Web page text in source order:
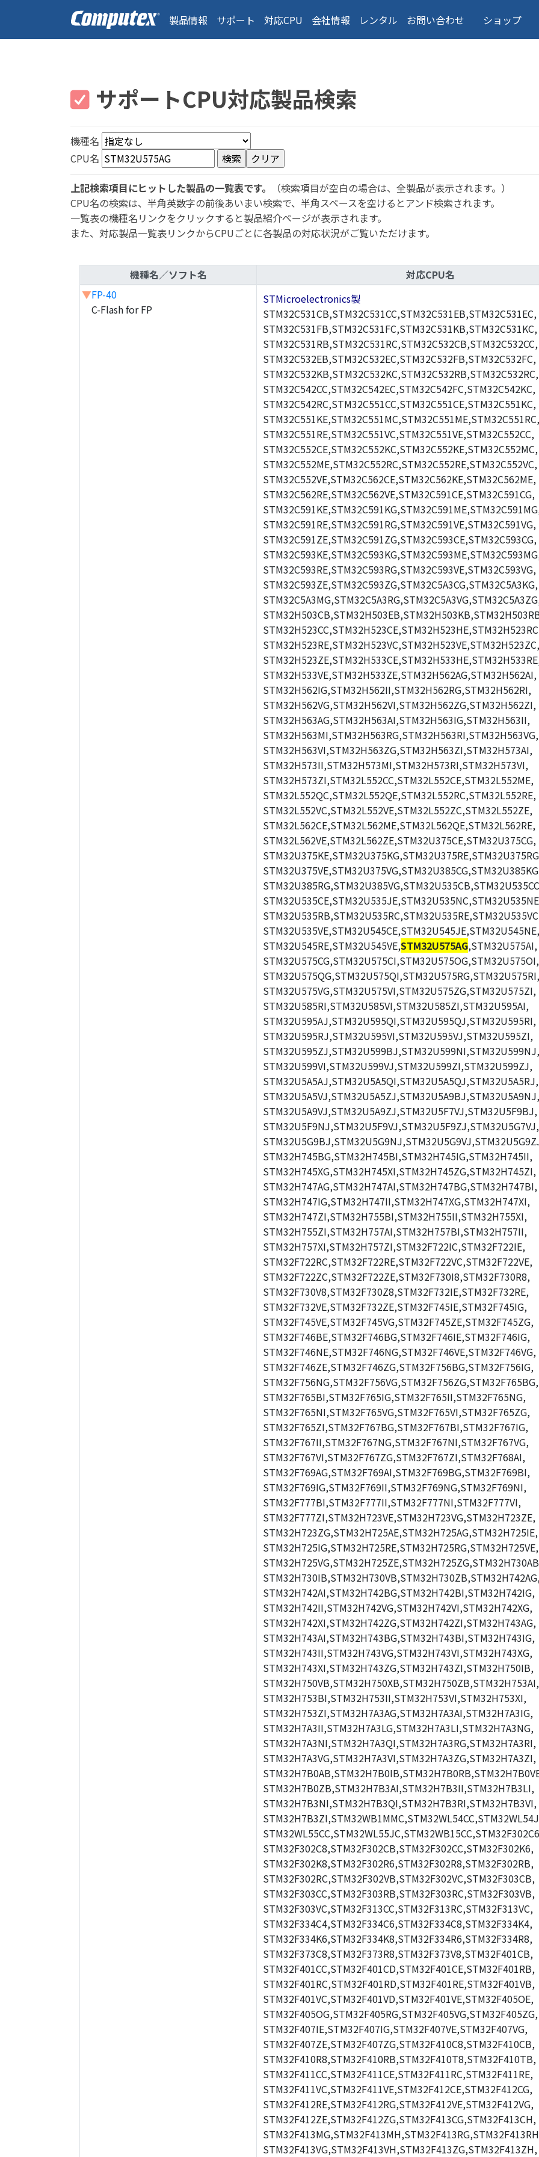
製品情報 サポート 対応CPU 会社情報 レンタル お問い合わせ ショップ
サポートCPU対応製品検索
機種名
CPU名
上記検索項目にヒットした製品の一覧表です。
（検索項目が空白の場合は、全製品が表示されます。）
CPU名の検索は、半角英数字の前後あいまい検索で、半角スペースを空けるとアンド検索されます。
一覧表の機種名リンクをクリックすると製品紹介ページが表示されます。
また、対応製品一覧表リンクからCPUごとに各製品の対応状況がご覧いただけます。
機種名／ソフト名
対応CPU名
▼FP-40
C-Flash for FP
STMicroelectronics製
STM32C531CB,STM32C531CC,STM32C531EB,STM32C531EC,
STM32C531FB,STM32C531FC,STM32C531KB,STM32C531KC,
STM32C531RB,STM32C531RC,STM32C532CB,STM32C532CC,
STM32C532EB,STM32C532EC,STM32C532FB,STM32C532FC,
STM32C532KB,STM32C532KC,STM32C532RB,STM32C532RC,
STM32C542CC,STM32C542EC,STM32C542FC,STM32C542KC,
STM32C542RC,STM32C551CC,STM32C551CE,STM32C551KC,
STM32C551KE,STM32C551MC,STM32C551ME,STM32C551RC,
STM32C551RE,STM32C551VC,STM32C551VE,STM32C552CC,
STM32C552CE,STM32C552KC,STM32C552KE,STM32C552MC,
STM32C552ME,STM32C552RC,STM32C552RE,STM32C552VC,
STM32C552VE,STM32C562CE,STM32C562KE,STM32C562ME,
STM32C562RE,STM32C562VE,STM32C591CE,STM32C591CG,
STM32C591RE,STM32C591RG,STM32C591VE,STM32C591VG,
STM32C591ZE,STM32C591ZG,STM32C593CE,STM32C593CG,
STM32C593RE,STM32C593RG,STM32C593VE,STM32C593VG,
STM32C593ZE,STM32C593ZG,STM32C5A3CG,STM32C5A3KG,
STM32H523RE,STM32H523VC,STM32H523VE,STM32H523ZC,
STM32H533VE,STM32H533ZE,STM32H562AG,STM32H562AI,
STM32H562IG,STM32H562II,STM32H562RG,STM32H562RI,
STM32H562VG,STM32H562VI,STM32H562ZG,STM32H562ZI,
STM32H563AG,STM32H563AI,STM32H563IG,STM32H563II,
STM32H563MI,STM32H563RG,STM32H563RI,STM32H563VG,
STM32H563VI,STM32H563ZG,STM32H563ZI,STM32H573AI,
STM32H573II,STM32H573MI,STM32H573RI,STM32H573VI,
STM32H573ZI,STM32L552CC,STM32L552CE,STM32L552ME,
STM32L552QC,STM32L552QE,STM32L552RC,STM32L552RE,
STM32L552VC,STM32L552VE,STM32L552ZC,STM32L552ZE,
STM32L562CE,STM32L562ME,STM32L562QE,STM32L562RE,
STM32L562VE,STM32L562ZE,STM32U375CE,STM32U375CG,
STM32U535VE,STM32U545CE,STM32U545JE,STM32U545NE,
STM32U545RE,STM32U545VE,STM32U575AG,STM32U575AI,
STM32U575CG,STM32U575CI,STM32U575OG,STM32U575OI,
STM32U575QG,STM32U575QI,STM32U575RG,STM32U575RI,
STM32U575VG,STM32U575VI,STM32U575ZG,STM32U575ZI,
STM32U585RI,STM32U585VI,STM32U585ZI,STM32U595AI,
STM32U595AJ,STM32U595QI,STM32U595QJ,STM32U595RI,
STM32U595RJ,STM32U595VI,STM32U595VJ,STM32U595ZI,
STM32U595ZJ,STM32U599BJ,STM32U599NI,STM32U599NJ,
STM32U599VI,STM32U599VJ,STM32U599ZI,STM32U599ZJ,
STM32U5A5AJ,STM32U5A5QI,STM32U5A5QJ,STM32U5A5RJ,
STM32U5A5VJ,STM32U5A5ZJ,STM32U5A9BJ,STM32U5A9NJ,
STM32U5A9VJ,STM32U5A9ZJ,STM32U5F7VJ,STM32U5F9BJ,
STM32U5F9NJ,STM32U5F9VJ,STM32U5F9ZJ,STM32U5G7VJ,
STM32H745BG,STM32H745BI,STM32H745IG,STM32H745II,
STM32H745XG,STM32H745XI,STM32H745ZG,STM32H745ZI,
STM32H747AG,STM32H747AI,STM32H747BG,STM32H747BI,
STM32H747IG,STM32H747II,STM32H747XG,STM32H747XI,
STM32H747ZI,STM32H755BI,STM32H755II,STM32H755XI,
STM32H755ZI,STM32H757AI,STM32H757BI,STM32H757II,
STM32H757XI,STM32H757ZI,STM32F722IC,STM32F722IE,
STM32F722RC,STM32F722RE,STM32F722VC,STM32F722VE,
STM32F722ZC,STM32F722ZE,STM32F730I8,STM32F730R8,
STM32F730V8,STM32F730Z8,STM32F732IE,STM32F732RE,
STM32F732VE,STM32F732ZE,STM32F745IE,STM32F745IG,
STM32F745VE,STM32F745VG,STM32F745ZE,STM32F745ZG,
STM32F746BE,STM32F746BG,STM32F746IE,STM32F746IG,
STM32F746NE,STM32F746NG,STM32F746VE,STM32F746VG,
STM32F746ZE,STM32F746ZG,STM32F756BG,STM32F756IG,
STM32F756NG,STM32F756VG,STM32F756ZG,STM32F765BG,
STM32F765BI,STM32F765IG,STM32F765II,STM32F765NG,
STM32F765NI,STM32F765VG,STM32F765VI,STM32F765ZG,
STM32F765ZI,STM32F767BG,STM32F767BI,STM32F767IG,
STM32F767II,STM32F767NG,STM32F767NI,STM32F767VG,
STM32F767VI,STM32F767ZG,STM32F767ZI,STM32F768AI,
STM32F769AG,STM32F769AI,STM32F769BG,STM32F769BI,
STM32F769IG,STM32F769II,STM32F769NG,STM32F769NI,
STM32F777BI,STM32F777II,STM32F777NI,STM32F777VI,
STM32F777ZI,STM32H723VE,STM32H723VG,STM32H723ZE,
STM32H723ZG,STM32H725AE,STM32H725AG,STM32H725IE,
STM32H725IG,STM32H725RE,STM32H725RG,STM32H725VE,
STM32H742AI,STM32H742BG,STM32H742BI,STM32H742IG,
STM32H742II,STM32H742VG,STM32H742VI,STM32H742XG,
STM32H742XI,STM32H742ZG,STM32H742ZI,STM32H743AG,
STM32H743AI,STM32H743BG,STM32H743BI,STM32H743IG,
STM32H743II,STM32H743VG,STM32H743VI,STM32H743XG,
STM32H743XI,STM32H743ZG,STM32H743ZI,STM32H750IB,
STM32H750VB,STM32H750XB,STM32H750ZB,STM32H753AI,
STM32H753BI,STM32H753II,STM32H753VI,STM32H753XI,
STM32H753ZI,STM32H7A3AG,STM32H7A3AI,STM32H7A3IG,
STM32H7A3II,STM32H7A3LG,STM32H7A3LI,STM32H7A3NG,
STM32H7A3NI,STM32H7A3QI,STM32H7A3RG,STM32H7A3RI,
STM32H7A3VG,STM32H7A3VI,STM32H7A3ZG,STM32H7A3ZI,
STM32H7B0ZB,STM32H7B3AI,STM32H7B3II,STM32H7B3LI,
STM32H7B3NI,STM32H7B3QI,STM32H7B3RI,STM32H7B3VI,
STM32F302C8,STM32F302CB,STM32F302CC,STM32F302K6,
STM32F302K8,STM32F302R6,STM32F302R8,STM32F302RB,
STM32F302RC,STM32F302VB,STM32F302VC,STM32F303CB,
STM32F303CC,STM32F303RB,STM32F303RC,STM32F303VB,
STM32F303VC,STM32F313CC,STM32F313RC,STM32F313VC,
STM32F334C4,STM32F334C6,STM32F334C8,STM32F334K4,
STM32F334K6,STM32F334K8,STM32F334R6,STM32F334R8,
STM32F373C8,STM32F373R8,STM32F373V8,STM32F401CB,
STM32F401CC,STM32F401CD,STM32F401CE,STM32F401RB,
STM32F401RC,STM32F401RD,STM32F401RE,STM32F401VB,
STM32F401VC,STM32F401VD,STM32F401VE,STM32F405OE,
STM32F405OG,STM32F405RG,STM32F405VG,STM32F405ZG,
STM32F407IE,STM32F407IG,STM32F407VE,STM32F407VG,
STM32F407ZE,STM32F407ZG,STM32F410C8,STM32F410CB,
STM32F410R8,STM32F410RB,STM32F410T8,STM32F410TB,
STM32F411CC,STM32F411CE,STM32F411RC,STM32F411RE,
STM32F411VC,STM32F411VE,STM32F412CE,STM32F412CG,
STM32F412RE,STM32F412RG,STM32F412VE,STM32F412VG,
STM32F412ZE,STM32F412ZG,STM32F413CG,STM32F413CH,
STM32F413VG,STM32F413VH,STM32F413ZG,STM32F413ZH,